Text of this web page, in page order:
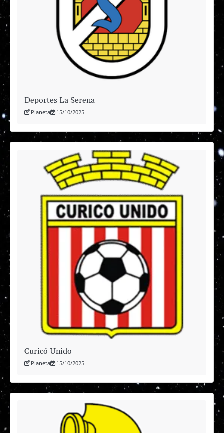
Deportes La Serena
Planeta 15/10/2025
Curicó Unido
Planeta 15/10/2025